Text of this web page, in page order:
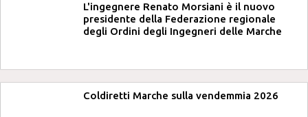
L'ingegnere Renato Morsiani è il nuovo
presidente della Federazione regionale
degli Ordini degli Ingegneri delle Marche
Coldiretti Marche sulla vendemmia 2026